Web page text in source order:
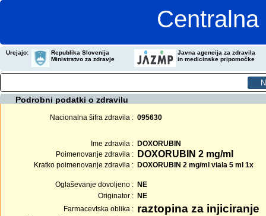
Urejajo:
Republika Slovenija
Ministrstvo za zdravje
Javna agencija za zdravila
in medicinske pripomočke
Podrobni podatki o zdravilu
Nacionalna šifra zdravila : 095630
Ime zdravila : DOXORUBIN
Poimenovanje zdravila :
DOXORUBIN 2 mg/ml
Kratko poimenovanje zdravila : DOXORUBIN 2 mg/ml viala 5 ml 1x
Oglaševanje dovoljeno : NE
Originator : NE
Farmacevtska oblika : raztopina za injiciranje